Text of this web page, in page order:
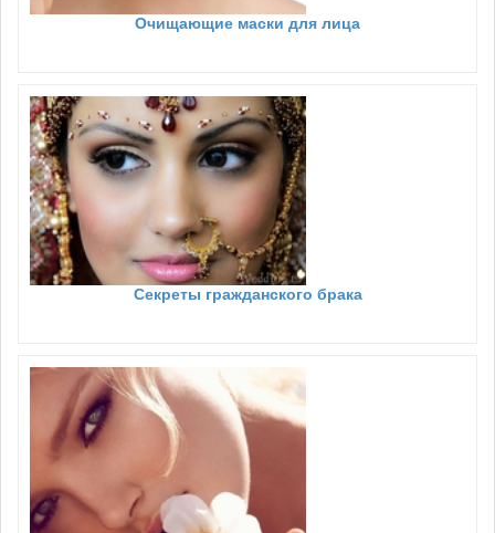
Очищающие маски для лица
Секреты гражданского брака